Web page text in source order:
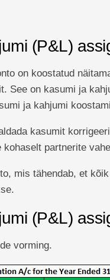
(P&L)
on koostatud
See on kasumi ja
ja kahjumi
kasumit
partnerite
mis tähendab, et
(P&L)
vorming.